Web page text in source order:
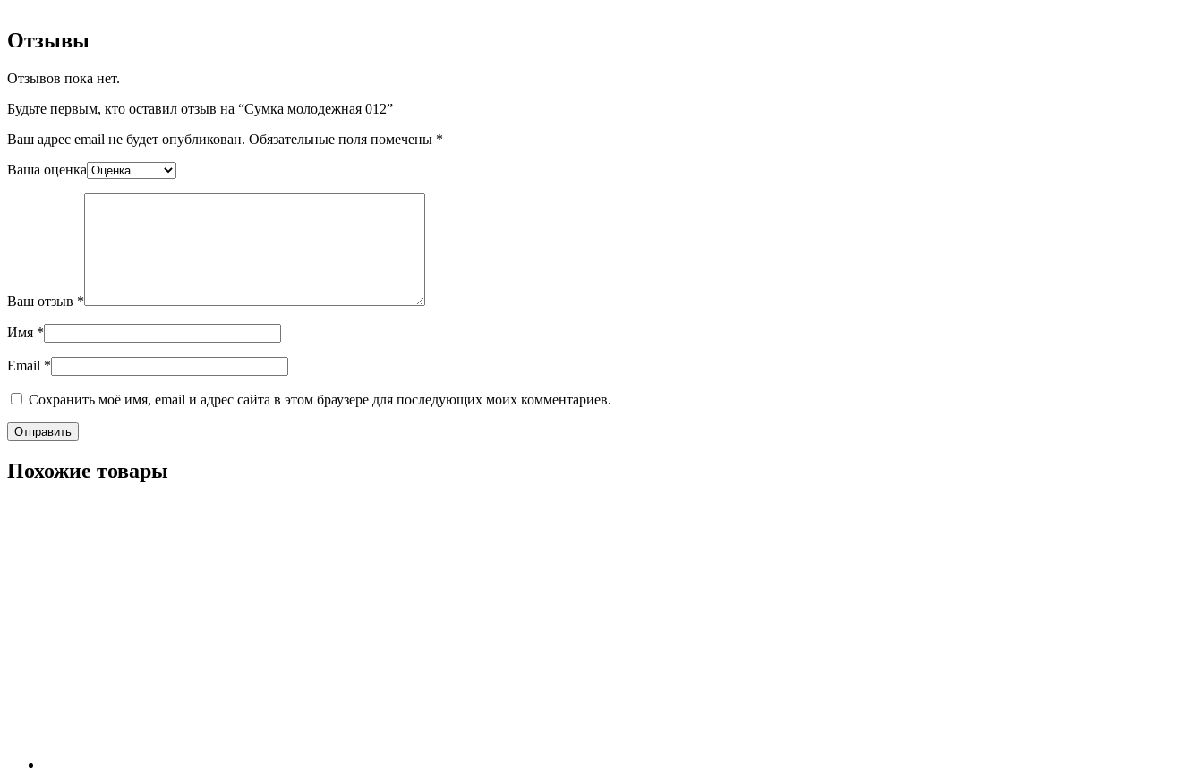
Отзывы
Отзывов пока нет.
Будьте первым, кто оставил отзыв на “Сумка молодежная 012”
Ваш адрес email не будет опубликован. Обязательные поля помечены *
Ваша оценка
Ваш отзыв *
Имя *
Email *
Сохранить моё имя, email и адрес сайта в этом браузере для последующих моих комментариев.
Похожие товары